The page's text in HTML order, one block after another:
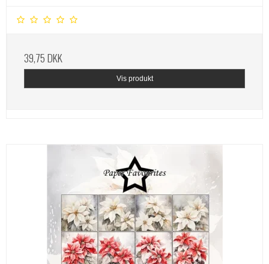
39,75 DKK
Vis produkt